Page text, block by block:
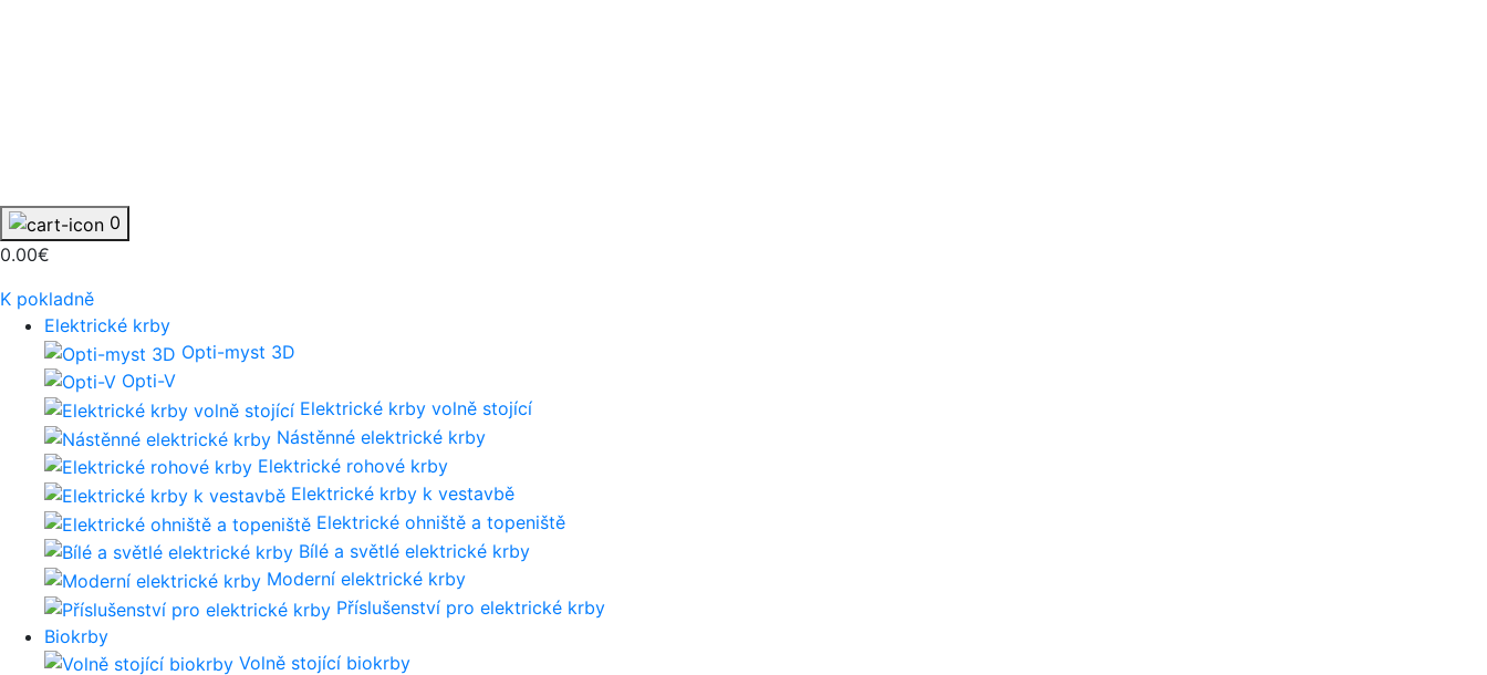
0
0.00€
K pokladně
Elektrické krby
Opti-myst 3D
Opti-V
Elektrické krby volně stojící
Nástěnné elektrické krby
Elektrické rohové krby
Elektrické krby k vestavbě
Elektrické ohniště a topeniště
Bílé a světlé elektrické krby
Moderní elektrické krby
Příslušenství pro elektrické krby
Biokrby
Volně stojící biokrby